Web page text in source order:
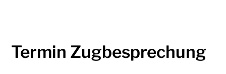
Termin Zugbesprechung